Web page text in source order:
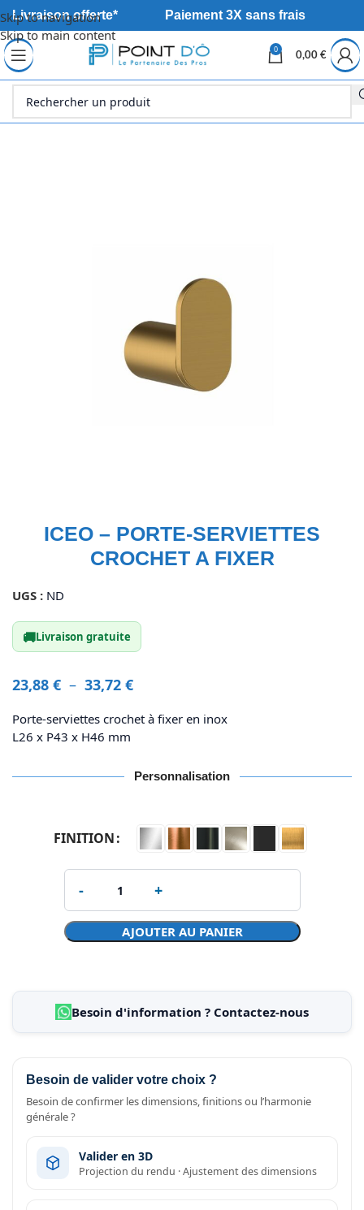
Skip to navigation
Skip to main content
Livraison offerte* Paiement 3X sans frais
0
0,00 €
Accueil Sanitaire Douche
ICEO – PORTE-SERVIETTES
CROCHET A FIXER
UGS : ND
🚚Livraison gratuite
23,88 € – 33,72 €
Porte-serviettes crochet à fixer en inox
L26 x P43 x H46 mm
Personnalisation
FINITION
AJOUTER AU PANIER
Besoin d'information ? Contactez-nous
Besoin de valider votre choix ?
Besoin de confirmer les dimensions, finitions ou l’harmonie
générale ?
Valider en 3D
Projection du rendu · Ajustement des dimensions